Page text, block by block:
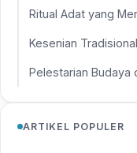
Ritual Adat yang
Kesenian
Pelestarian Budaya
ARTIKEL POPULER